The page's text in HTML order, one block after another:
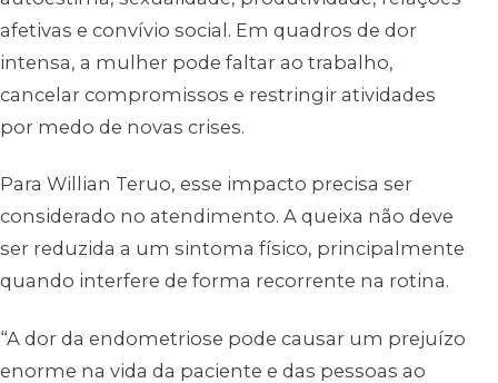
afetivas e convívio social. Em quadros de dor
intensa, a mulher pode faltar ao trabalho,
cancelar compromissos e restringir atividades
por medo de novas crises.
Para Willian Teruo, esse impacto precisa ser
considerado no atendimento. A queixa não deve
ser reduzida a um sintoma físico, principalmente
quando interfere de forma recorrente na rotina.
“A dor da endometriose pode causar um prejuízo
enorme na vida da paciente e das pessoas ao